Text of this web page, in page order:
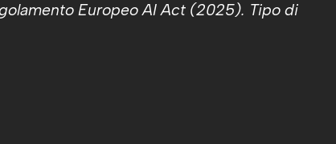
Europeo AI Act (2025). Tipo di